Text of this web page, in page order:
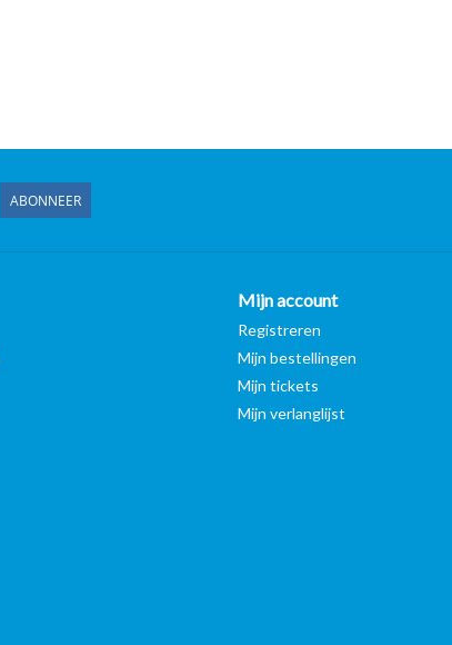
ABONNEER
Mijn account
Registreren
Mijn bestellingen
Mijn tickets
Mijn verlanglijst